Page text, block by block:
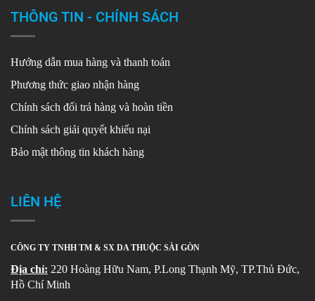
THÔNG TIN - CHÍNH SÁCH
Hướng dẫn mua hàng và thanh toán
Phương thức giao nhận hàng
Chính sách đổi trả hàng và hoàn tiền
Chính sách giải quyết khiếu nại
Bảo mật thông tin khách hàng
LIÊN HỆ
CÔNG TY TNHH TM & SX DA THUỘC SÀI GÒN
Địa chỉ: 220 Hoàng Hữu Nam, P.Long Thạnh Mỹ, TP.Thủ Đức,
Hồ Chí Minh